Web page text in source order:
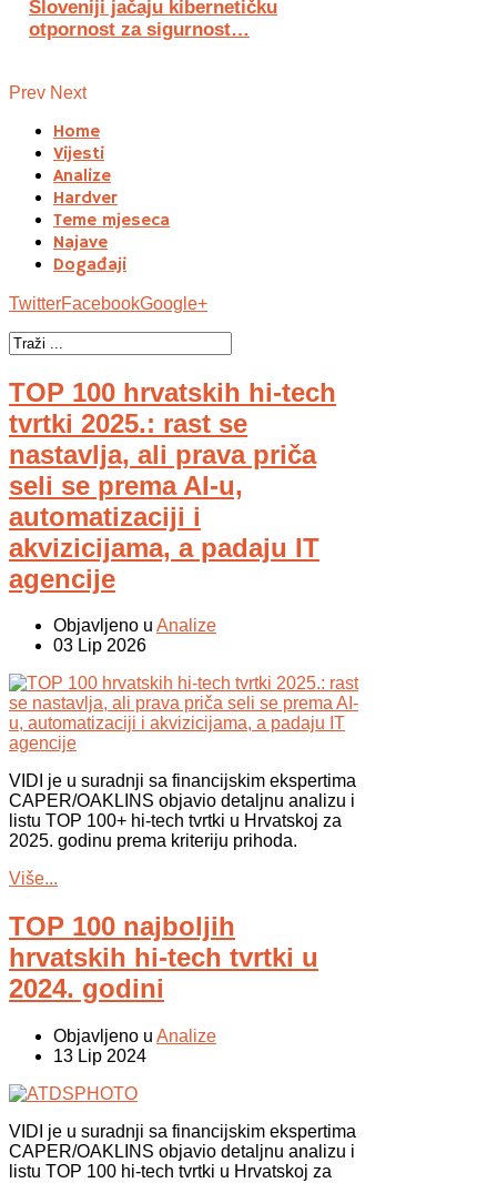
Sloveniji jačaju kibernetičku
otpornost za sigurnost…
Prev Next
Home
Vijesti
Analize
Hardver
Teme mjeseca
Najave
Događaji
TwitterFacebookGoogle+
TOP 100 hrvatskih hi-tech
tvrtki 2025.: rast se
nastavlja, ali prava priča
seli se prema AI-u,
automatizaciji i
akvizicijama, a padaju IT
agencije
Objavljeno u Analize
03 Lip 2026
VIDI je u suradnji sa financijskim ekspertima
CAPER/OAKLINS objavio detaljnu analizu i
listu TOP 100+ hi-tech tvrtki u Hrvatskoj za
2025. godinu prema kriteriju prihoda.
Više...
TOP 100 najboljih
hrvatskih hi-tech tvrtki u
2024. godini
Objavljeno u Analize
13 Lip 2024
VIDI je u suradnji sa financijskim ekspertima
CAPER/OAKLINS objavio detaljnu analizu i
listu TOP 100 hi-tech tvrtki u Hrvatskoj za